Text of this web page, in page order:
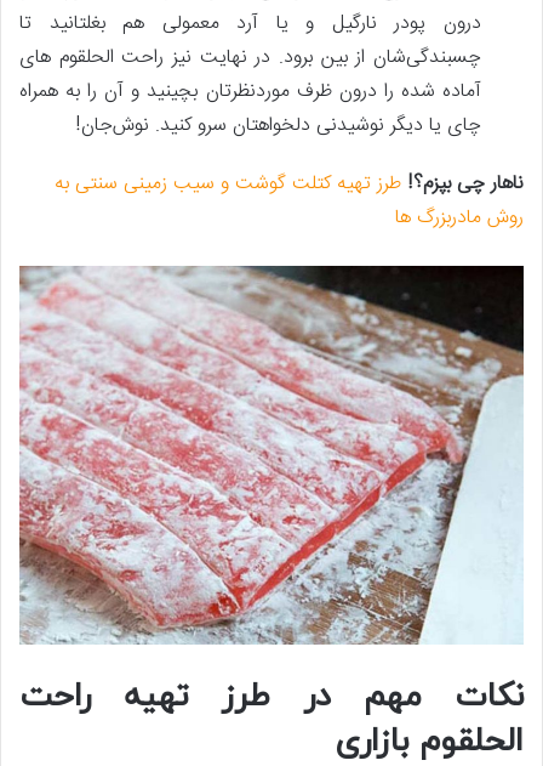
درون پودر نارگیل و یا آرد معمولی هم بغلتانید تا
چسبندگی‌شان از بین برود. در نهایت نیز راحت الحلقوم های
آماده شده را درون ظرف موردنظرتان بچینید و آن را به همراه
چای یا دیگر نوشیدنی دلخواهتان سرو کنید. نوش‌جان!
ناهار چی بپزم؟! طرز تهیه کتلت گوشت و سیب زمینی سنتی به
روش مادربزرگ ها
نکات مهم در طرز تهیه راحت
الحلقوم بازاری